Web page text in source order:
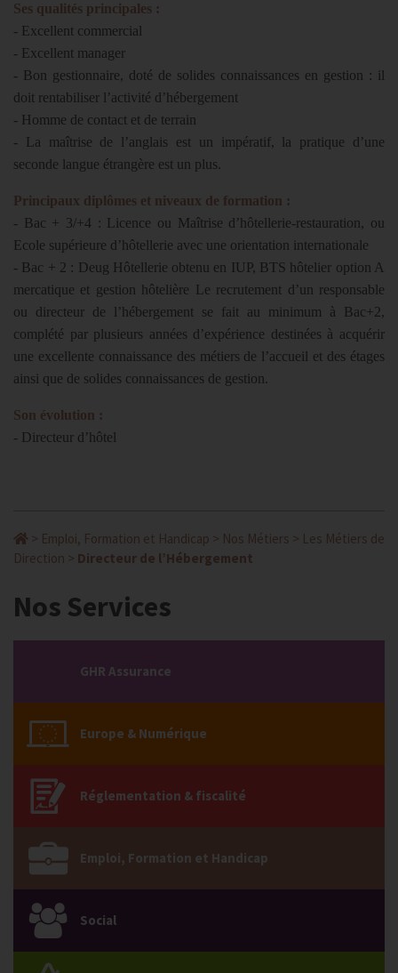
Ses qualités principales :
- Excellent commercial
- Excellent manager
- Bon gestionnaire, doté de solides connaissances en gestion : il
doit rentabiliser l’activité d’hébergement
- Homme de contact et de terrain
- La maîtrise de l’anglais est un impératif, la pratique d’une
seconde langue étrangère est un plus.
Principaux diplômes et niveaux de formation :
- Bac + 3/+4 : Licence ou Maîtrise d’hôtellerie-restauration, ou
Ecole supérieure d’hôtellerie avec une orientation internationale
- Bac + 2 : Deug Hôtellerie obtenu en IUP, BTS hôtelier option A
mercatique et gestion hôtelière Le recrutement d’un responsable
ou directeur de l’hébergement se fait au minimum à Bac+2,
complété par plusieurs années d’expérience destinées à acquérir
une excellente connaissance des métiers de l’accueil et des étages
ainsi que de solides connaissances de gestion.
Son évolution :
- Directeur d’hôtel
> Emploi, Formation et Handicap > Nos Métiers > Les Métiers de
Direction > Directeur de l’Hébergement
Nos Services
GHR Assurance
Europe & Numérique
Réglementation & fiscalité
Emploi, Formation et Handicap
Social